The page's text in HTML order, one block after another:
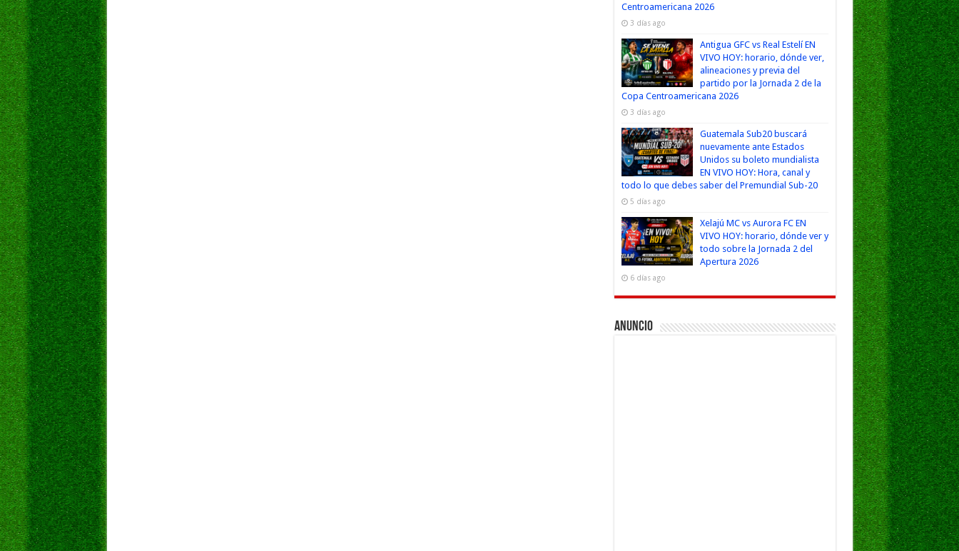
Centroamericana 2026
3 días ago
Antigua GFC vs Real Estelí EN
VIVO HOY: horario, dónde ver,
alineaciones y previa del
partido por la Jornada 2 de la
Copa Centroamericana 2026
3 días ago
Guatemala Sub20 buscará
nuevamente ante Estados
Unidos su boleto mundialista
EN VIVO HOY: Hora, canal y
todo lo que debes saber del Premundial Sub-20
5 días ago
Xelajú MC vs Aurora FC EN
VIVO HOY: horario, dónde ver y
todo sobre la Jornada 2 del
Apertura 2026
6 días ago
Anuncio